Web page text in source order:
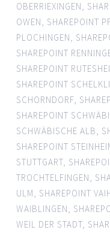
OBERRIEXINGEN,
OWEN, SHAREPOINT
PLOCHINGEN,
SHAREPOINT
SHAREPOINT
SHAREPOINT
SCHORNDORF,
SHAREPOINT
SCHWÄBISCHE ALB,
SHAREPOINT
STUTTGART,
TROCHTELFINGEN,
ULM, SHAREPOINT
WAIBLINGEN,
WEIL DER STADT,